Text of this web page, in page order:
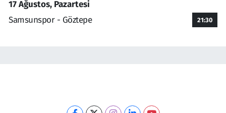
17 Ağustos, Pazartesi
Samsunspor - Göztepe
21:30